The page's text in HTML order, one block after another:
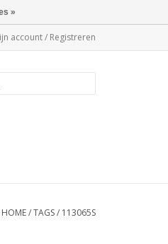
account / Registreren
HOME/TAGS/ 113065S
»